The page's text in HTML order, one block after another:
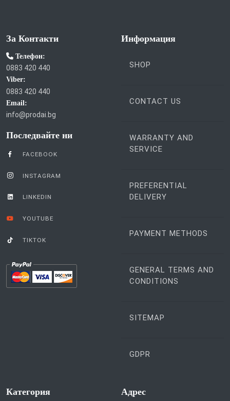
За Контакти
Телефон:
0883 420 440
Viber:
0883 420 440
Email:
info@prodai.bg
Последвайте ни
FACEBOOK
INSTAGRAM
LINKEDIN
YOUTUBE
TIKTOK
Информация
SHOP
CONTACT US
WARRANTY AND
SERVICE
PREFERENTIAL
DELIVERY
PAYMENT METHODS
GENERAL TERMS AND
CONDITIONS
SITEMAP
GDPR
Категория Aдрес